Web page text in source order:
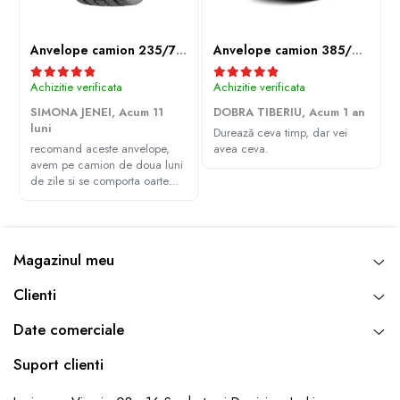
Anvelope camion 235/75R17.5 143/141J(144F) Westlake WDA2 TL M+S 3PMSF
Achizitie verificata
SIMONA JENEI, Acum 11
luni
recomand aceste anvelope,
avem pe camion de doua luni
de zile si se comporta oarte
Anvelope camion 385/65R22.5 164K LEAO KTS300 24PR TL
Achizitie verificata
DOBRA TIBERIU, Acum 1 an
Durează ceva timp, dar vei
avea ceva.
Magazinul meu
Clienti
Date comerciale
Suport clienti